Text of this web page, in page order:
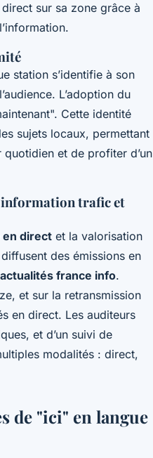
sur sa zone grâce à
station s’identifie à son
L’adoption du
Cette identité
sujets locaux, permettant
quotidien et de profiter d’un
information trafic et
direct et la valorisation
des émissions en
actualités france info.
et sur la retransmission
en direct. Les auditeurs
et d’un suivi de
modalités : direct,
de "ici" en langue